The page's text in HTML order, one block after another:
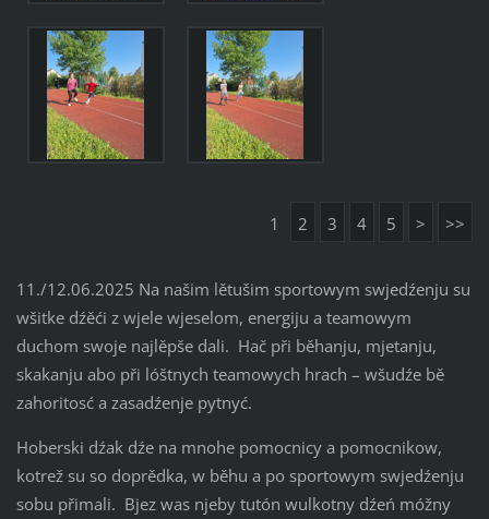
1 2 3 4 5 > >>
11./12.06.2025 Na našim lětušim sportowym swjedźenju su
wšitke dźěći z wjele wjeselom, energiju a teamowym
duchom swoje najlěpše dali. Hač při běhanju, mjetanju,
skakanju abo při lóštnych teamowych hrach – wšudźe bě
zahoritosć a zasadźenje pytnyć.
Hoberski dźak dźe na mnohe pomocnicy a pomocnikow,
kotrež su so doprědka, w běhu a po sportowym swjedźenju
sobu přimali. Bjez was njeby tutón wulkotny dźeń móžny